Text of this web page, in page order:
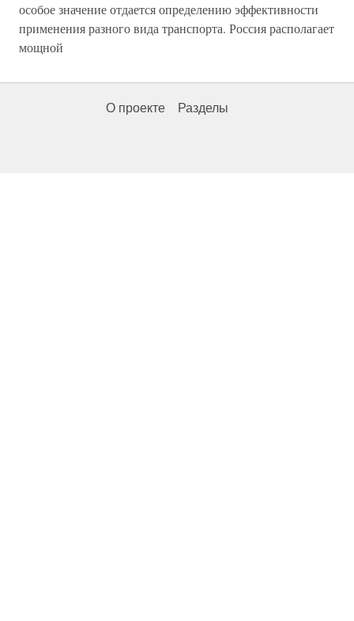
особое значение отдается определению эффективности
применения разного вида транспорта. Россия располагает
мощной
О проекте Разделы